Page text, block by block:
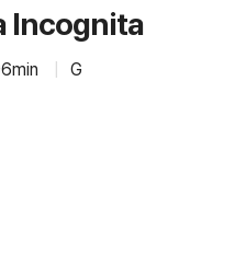
Incognita
G